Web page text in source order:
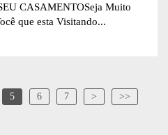
CASAMENTOSeja Muito
que esta Visitando...
5 6 7 > >>